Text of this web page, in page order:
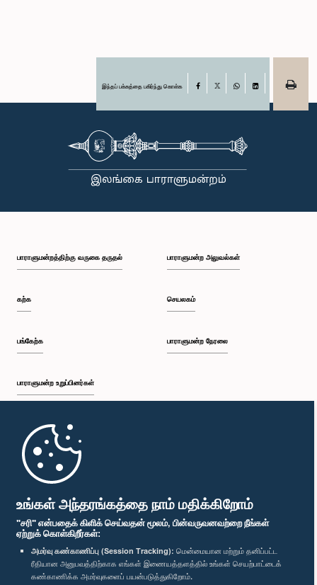
உங்கள் அந்தரங்கத்தை நாம் மதிக்கிறோம்
"சரி" என்பதைக் கிளிக் செய்வதன் மூலம், பின்வருவனவற்றை நீங்கள்
ஏற்றுக் கொள்கிறீர்கள்:
அமர்வு கண்காணிப்பு (Session Tracking): மென்மையான மற்றும் தனிப்பட்ட
ரீதியான அனுபவத்திற்காக எங்கள் இணையத்தளத்தில் உங்கள் செயற்பாட்டைக்
கண்காணிக்க அமர்வுகளைப் பயன்படுத்துகிறோம்.
இந்தப் பக்கத்தை பகிர்ந்து கொள்க Facebook
பாராளுமன்றத்திற்கு வருகை தருதல்
கற்க
பங்கேற்க
பாராளுமன்ற உறுப்பினர்கள்
முதற்பக்கம்
பாராளுமன்ற அலுவல்கள்
செயலகம்
பாராளுமன்ற நேரலை
பாராளுமன்ற கையடக்க செயலி
எம்மை பின்தொடர்க :